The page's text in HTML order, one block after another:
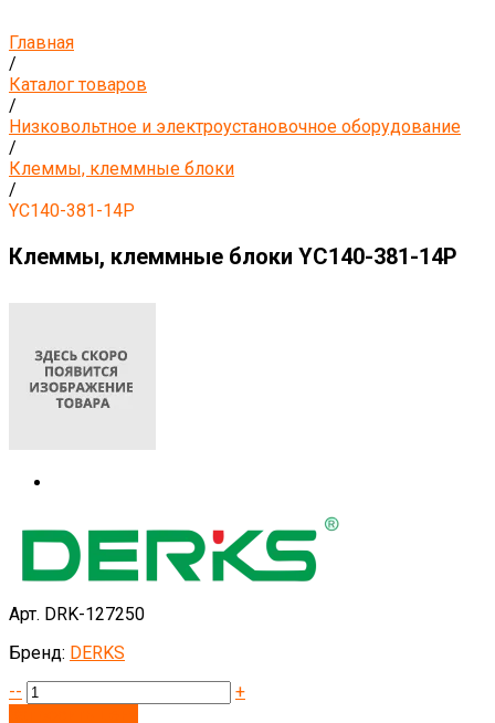
Главная
/
Каталог товаров
/
Низковольтное и электроустановочное оборудование
/
Клеммы, клеммные блоки
/
YC140-381-14P
Клеммы, клеммные блоки YC140-381-14P
Арт. DRK-127250
Бренд: DERKS
--
+